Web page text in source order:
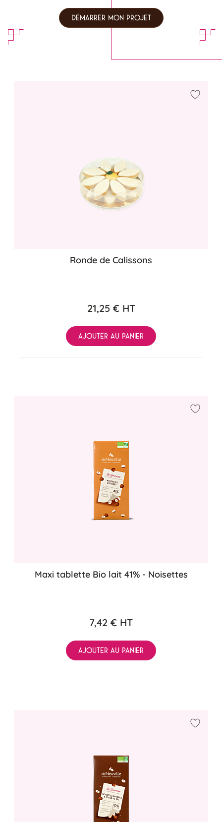
DÉMARRER MON PROJET
Ronde de Calissons
21,25 €HT
AJOUTER AU PANIER
Maxi tablette Bio lait 41% - Noisettes
7,42 € HT
AJOUTER AU PANIER